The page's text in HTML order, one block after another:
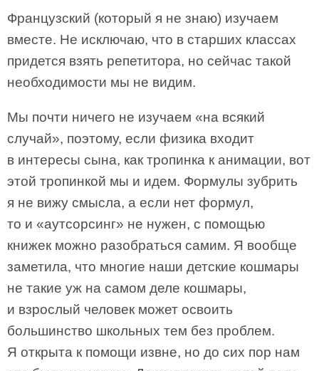
Французский (который я не знаю) изучаем
вместе. Не исключаю, что в старших классах
придется взять репетитора, но сейчас такой
необходимости мы не видим.
Мы почти ничего не изучаем «на всякий
случай», поэтому, если физика входит
в интересы сына, как тропинка к анимации, вот
этой тропинкой мы и идем. Формулы зубрить
я не вижу смысла, а если нет формул,
то и «аутсорсинг» не нужен, с помощью
книжек можно разобраться самим. Я вообще
заметила, что многие наши детские кошмары
не такие уж на самом деле кошмары,
и взрослый человек может освоить
большинство школьных тем без проблем.
Я открыта к помощи извне, но до сих пор нам